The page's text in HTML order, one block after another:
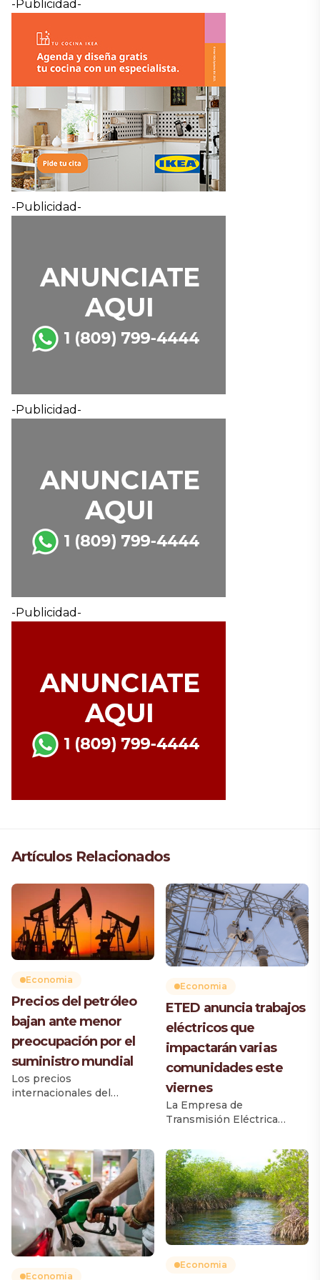
-Publicidad-
-Publicidad-
-Publicidad-
-Publicidad-
Artículos Relacionados
Economia
Precios del petróleo
bajan ante menor
preocupación por el
suministro mundial
Los precios
internacionales del
de que aumentaran los
flujos de crudo y otras
materias primas a través de
corredores marítimos
estratégicos, reduciendo
las preocupaciones sobre
posibles interrupciones en
el suministro. El crudo
Economia
ETED anuncia trabajos
eléctricos que
impactarán varias
comunidades este
viernes
La Empresa de
Transmisión Eléctrica
realizará este viernes 31 de
julio trabajos de
mantenimiento en dos
líneas de transmisión,
como parte de su plan de
fortalecimiento de la
infraestructura eléctrica
nacional. La institución
informó que las labores
Economia
Economia